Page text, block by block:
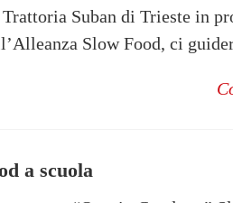
Suban di Trieste in
Slow Food, ci
a scuola